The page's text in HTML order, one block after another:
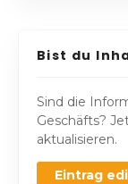
Bist du
Sind die
Geschäfts?
aktualisieren.
Eintrag